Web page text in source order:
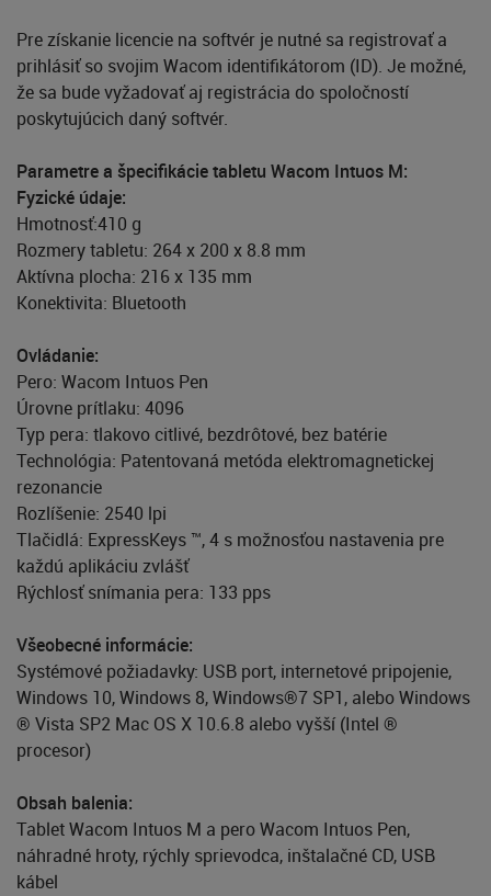
Pre získanie licencie na softvér je nutné sa registrovať a
prihlásiť so svojim Wacom identifikátorom (ID). Je možné,
že sa bude vyžadovať aj registrácia do spoločností
poskytujúcich daný softvér.
Parametre a špecifikácie tabletu Wacom Intuos M:
Fyzické údaje:
Hmotnosť:410 g
Rozmery tabletu: 264 x 200 x 8.8 mm
Aktívna plocha: 216 x 135 mm
Konektivita: Bluetooth
Ovládanie:
Pero: Wacom Intuos Pen
Úrovne prítlaku: 4096
Typ pera: tlakovo citlivé, bezdrôtové, bez batérie
Technológia: Patentovaná metóda elektromagnetickej
rezonancie
Rozlíšenie: 2540 lpi
Tlačidlá: ExpressKeys ™, 4 s možnosťou nastavenia pre
každú aplikáciu zvlášť
Rýchlosť snímania pera: 133 pps
Všeobecné informácie:
Systémové požiadavky: USB port, internetové pripojenie,
Windows 10, Windows 8, Windows®7 SP1, alebo Windows
® Vista SP2 Mac OS X 10.6.8 alebo vyšší (Intel ®
procesor)
Obsah balenia:
Tablet Wacom Intuos M a pero Wacom Intuos Pen,
náhradné hroty, rýchly sprievodca, inštalačné CD, USB
kábel